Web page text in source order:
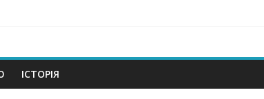
ІСТОРІЯ